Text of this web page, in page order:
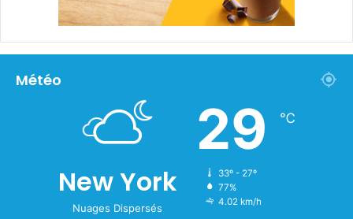
Météo
New York
Nuages Dispersés
29 ℃
33º - 27º
77%
4.02 km/h